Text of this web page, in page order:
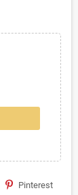
Pinterest